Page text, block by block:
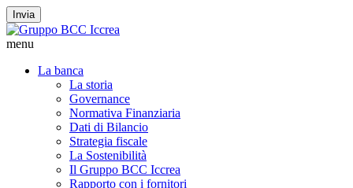
Invia
menu
La banca
La storia
Governance
Normativa Finanziaria
Dati di Bilancio
Strategia fiscale
La Sostenibilità
Il Gruppo BCC Iccrea
Rapporto con i fornitori